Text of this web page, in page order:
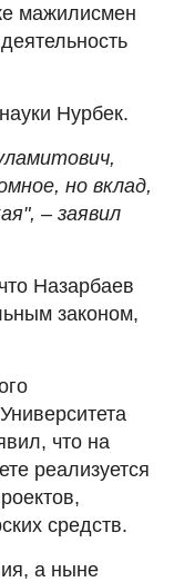
мажилисмен
Нурбек.
но вклад,
– заявил
Назарбаев
законом,
что на
реализуется
средств.
а ныне